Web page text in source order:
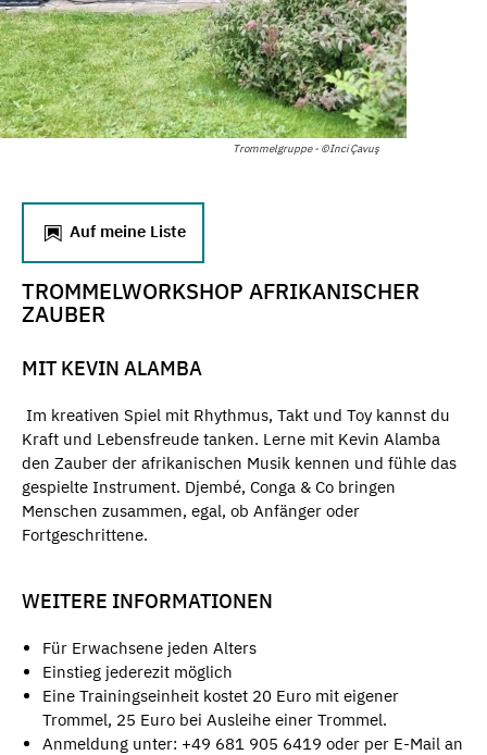
Trommelgruppe - ©Inci Çavuş
Auf meine Liste
TROMMELWORKSHOP AFRIKANISCHER
ZAUBER
MIT KEVIN ALAMBA
Im kreativen Spiel mit Rhythmus, Takt und Toy kannst du
Kraft und Lebensfreude tanken. Lerne mit Kevin Alamba
den Zauber der afrikanischen Musik kennen und fühle das
gespielte Instrument. Djembé, Conga & Co bringen
Menschen zusammen, egal, ob Anfänger oder
Fortgeschrittene.
WEITERE INFORMATIONEN
Für Erwachsene jeden Alters
Einstieg jederezit möglich
Eine Trainingseinheit kostet 20 Euro mit eigener
Trommel, 25 Euro bei Ausleihe einer Trommel.
Anmeldung unter: +49 681 905 6419 oder per E-Mail an